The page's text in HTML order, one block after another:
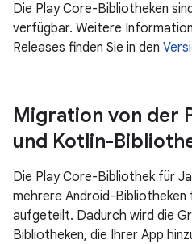
Die Play Core-Bibliotheken
verfügbar. Weitere
Releases finden Sie in den
Migration von der
und Kotlin-
Die Play Core-Bibliothek für
mehrere Android-Bibliotheken
aufgeteilt. Dadurch wird die
Bibliotheken, die Ihrer App